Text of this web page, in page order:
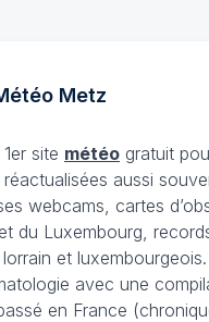
Metz
1er site météo gratuit
aussi
webcams, cartes
du Luxembourg,
lorrain et
avec une
en France